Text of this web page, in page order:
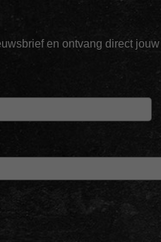
en ontvang direct